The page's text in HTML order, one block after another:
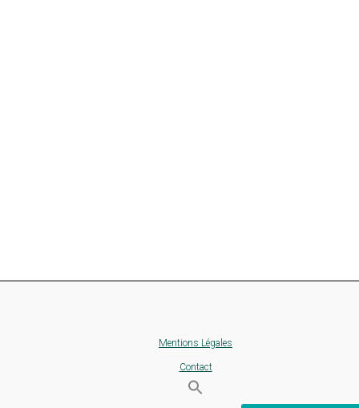
Mentions Légales
Contact